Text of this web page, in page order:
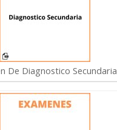
De Diagnostico Secundaria